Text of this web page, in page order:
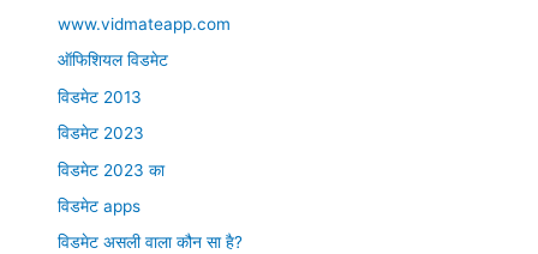
www.vidmateapp.com
ऑफिशियल विडमेट
विडमेट 2013
विडमेट 2023
विडमेट 2023 का
विडमेट apps
विडमेट असली वाला कौन सा है?